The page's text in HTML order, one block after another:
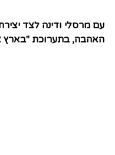
עם מרסלי ודינה לצד
האהבה, בתערוכת "בארץ